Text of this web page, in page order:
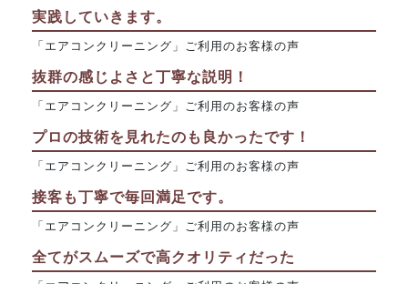
実践していきます。
「エアコンクリーニング」ご利用のお客様の声
抜群の感じよさと丁寧な説明！
「エアコンクリーニング」ご利用のお客様の声
プロの技術を見れたのも良かったです！
「エアコンクリーニング」ご利用のお客様の声
接客も丁寧で毎回満足です。
「エアコンクリーニング」ご利用のお客様の声
全てがスムーズで高クオリティだった